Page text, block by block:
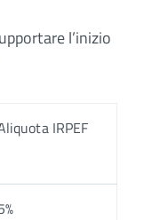
l’inizio
IRPEF